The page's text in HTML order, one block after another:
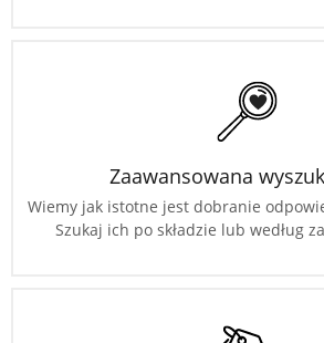
Zaawansowana
Wiemy jak istotne jest dobranie
Szukaj ich po składzie lub według